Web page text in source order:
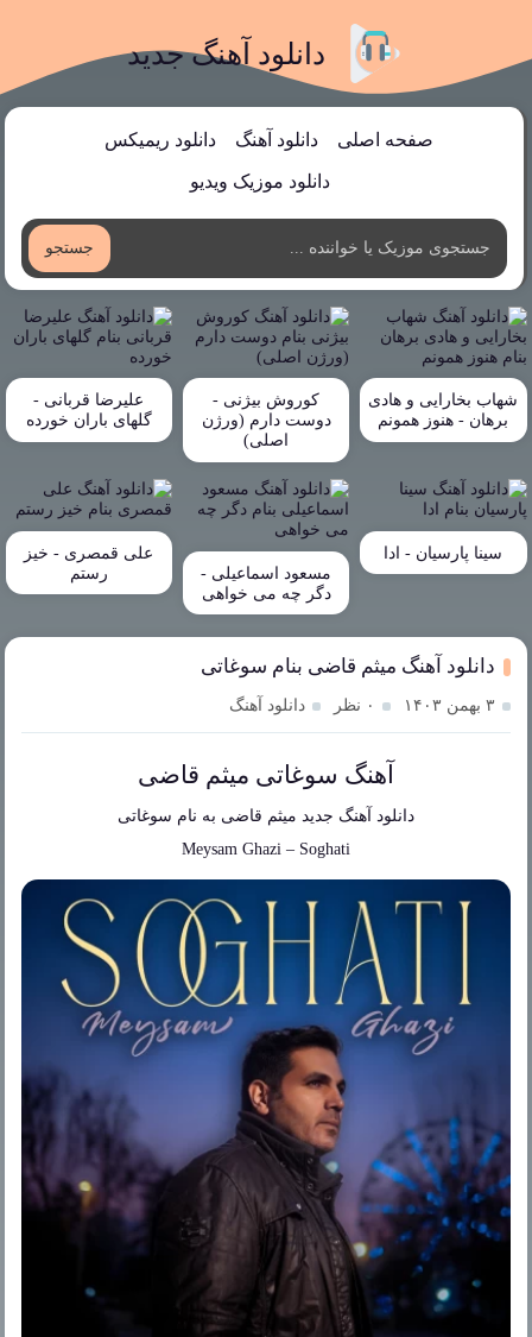
دانلود آهنگ جدید
صفحه اصلی دانلود آهنگ دانلود ریمیکس
دانلود موزیک ویدیو
جستجو
شهاب بخارایی و هادی
برهان - هنوز همونم
کوروش بیژنی -
دوست دارم (ورژن
اصلی)
علیرضا قربانی -
گلهای باران خورده
سینا پارسیان - ادا
مسعود اسماعیلی -
دگر چه می خواهی
علی قمصری - خیز
رستم
دانلود آهنگ میثم قاضی بنام سوغاتی
۳ بهمن ۱۴۰۳ ۰ نظر دانلود آهنگ
آهنگ سوغاتی میثم قاضی
دانلود آهنگ جدید میثم قاضی به نام سوغاتی
Meysam Ghazi – Soghati